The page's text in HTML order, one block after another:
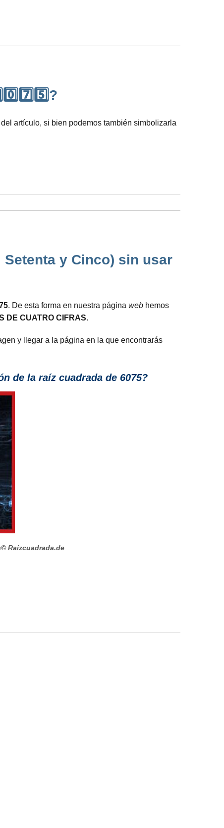
artículo, si bien podemos también simbolizarla
y Cinco) sin usar
. De esta forma en nuestra página web hemos
DE CUATRO CIFRAS.
y llegar a la página en la que encontrarás
de la raíz cuadrada de 6075?
© Raizcuadrada.de